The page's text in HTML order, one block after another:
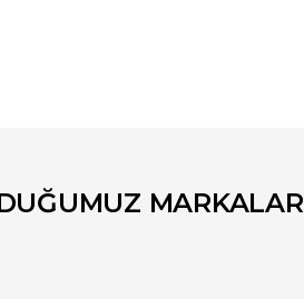
Yaz
MARKALAR